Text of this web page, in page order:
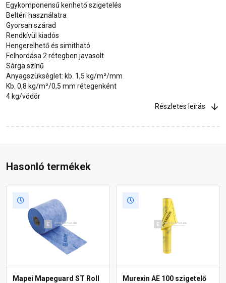
Egykomponensű kenhető szigetelés
Beltéri használatra
Gyorsan szárad
Rendkívül kiadós
Hengerelhető és simitható
Felhordása 2 rétegben javasolt
Sárga színű
Anyagszükséglet: kb. 1,5 kg/m²/mm
Kb. 0,8 kg/m²/0,5 mm rétegenként
4 kg/vödör
Részletes leírás
Hasonló termékek
Mapei Mapeguard ST Roll
Murexin AE 100 szigetelő